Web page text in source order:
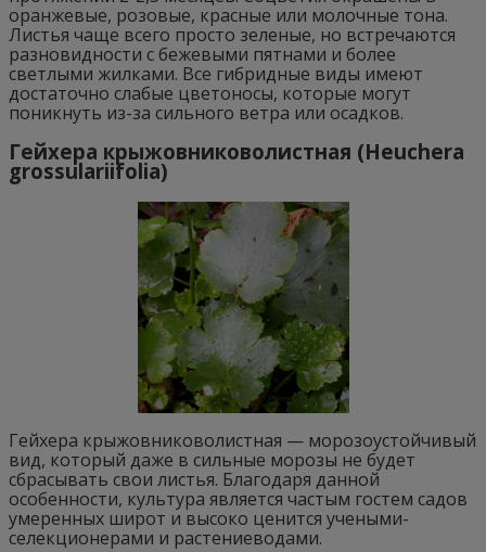
оранжевые, розовые, красные или молочные тона.
Листья чаще всего просто зеленые, но встречаются
разновидности с бежевыми пятнами и более
светлыми жилками. Все гибридные виды имеют
достаточно слабые цветоносы, которые могут
поникнуть из-за сильного ветра или осадков.
Гейхера крыжовниковолистная (Heuchera
grossulariifolia)
Гейхера крыжовниковолистная — морозоустойчивый
вид, который даже в сильные морозы не будет
сбрасывать свои листья. Благодаря данной
особенности, культура является частым гостем садов
умеренных широт и высоко ценится учеными-
селекционерами и растениеводами.